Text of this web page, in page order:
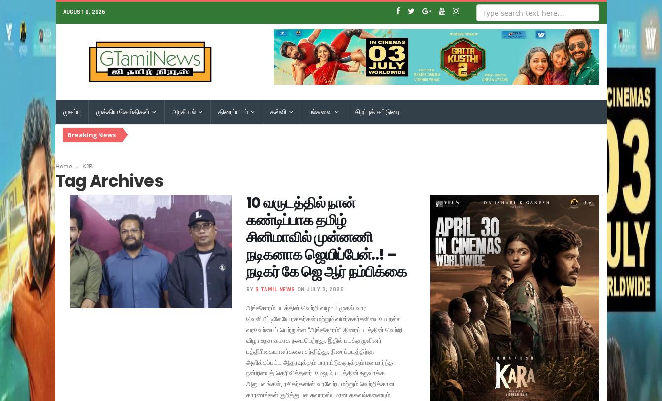
AUGUST 8, 2026
முகப்பு முக்கிய செய்திகள் அரசியல் திரைப்படம் கல்வி பல்சுவை சிறப்புக் கட்டுரை
Breaking News
Home KJR
Tag Archives
10 வருடத்தில் நான்
கண்டிப்பாக தமிழ்
சினிமாவில் முன்னணி
நடிகனாக ஜெயிப்பேன்..! –
நடிகர் கே ஜெ ஆர் நம்பிக்கை
BY G TAMIL NEWS ON JULY 3, 2026
அங்கீகாரம் படத்தின் வெற்றி விழா..! முதல் வார
வெளியீட்டிலேயே ரசிகர்கள் மற்றும் விமர்சகர்களிடையே நல்ல
வரவேற்பைப் பெற்றுள்ள “அங்கீகாரம்” திரைப்படத்தின் வெற்றி
விழா உற்சாகமாக நடைபெற்றது. இதில் படக்குழுவினர்
பத்திரிகையாளர்களை சந்தித்து, திரைப்படத்திற்கு
அளிக்கப்பட்ட ஆதரவுக்கும் பாராட்டுகளுக்கும் மனமார்ந்த
நன்றியைத் தெரிவித்தனர். மேலும், படத்தின் உருவாக்க
அனுபவங்கள், ரசிகர்களின் வரவேற்பு மற்றும் வெற்றிக்கான
காரணங்கள் குறித்து பல சுவாரஸ்யமான தகவல்களையும்